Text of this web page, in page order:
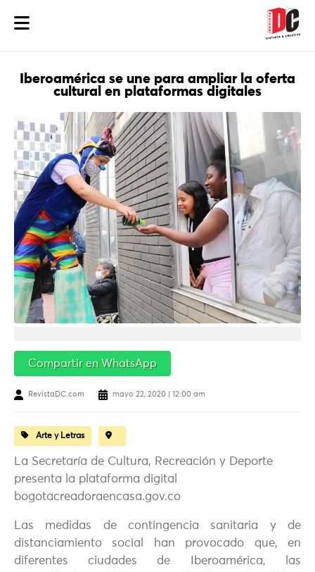
Iberoamérica se une para ampliar la oferta
cultural en plataformas digitales
Compartir en WhatsApp
RevistaDC.com mayo 22, 2020 | 12:00 am
Arte y Letras
La Secretaría de Cultura, Recreación y Deporte
presenta la plataforma digital
bogotacreadoraencasa.gov.co
Las medidas de contingencia sanitaria y de
distanciamiento social han provocado que, en
diferentes ciudades de Iberoamérica, las